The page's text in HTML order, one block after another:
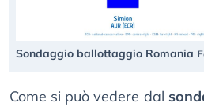
Sondaggio ballottaggio Romania
Come si può vedere dal